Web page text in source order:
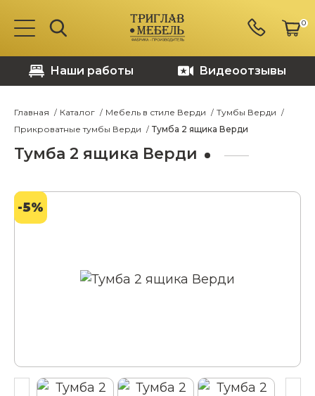
0
Наши работы Видеоотзывы
Главная Каталог Мебель в стиле Верди
Тумбы Верди
Прикроватные тумбы Верди
Тумба 2 ящика Верди
Тумба 2 ящика Верди
-5%